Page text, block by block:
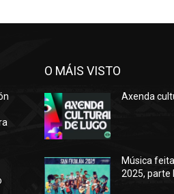
O MÁIS VISTO
Axenda
Música
2025, parte I